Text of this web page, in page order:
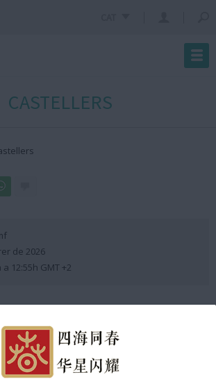
CASTELLERS
de 2026
a 12:55h GMT +2
l’Any Nou Xinès amb Barcelona